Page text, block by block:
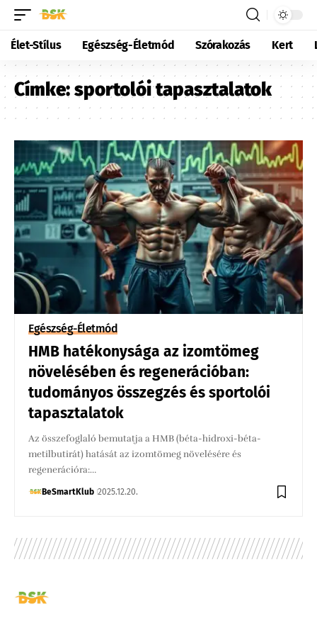
Élet-Stílus Egészség-Életmód Szórakozás Kert
Címke:sportolói tapasztalatok
Egészség-Életmód
HMB hatékonysága az izomtömeg
növelésében és regenerációban:
tudományos összegzés és sportolói
tapasztalatok
Az összefoglaló bemutatja a HMB (béta-hidroxi-béta-
metilbutirát) hatását az izomtömeg növelésére és
regenerációra:…
BeSmartKlub 2025.12.20.